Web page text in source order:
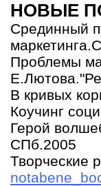
НОВЫЕ
Срединный
Проблемы
В кривых
Коучинг
Герой
СПб.2005
Творческие